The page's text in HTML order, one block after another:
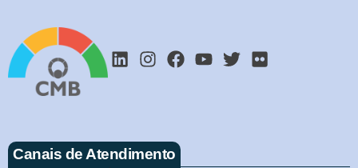
Canais de Atendimento